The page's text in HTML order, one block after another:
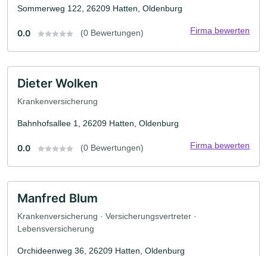
Sommerweg 122, 26209 Hatten, Oldenburg
0.0 (0 Bewertungen) Firma bewerten
Dieter Wolken
Krankenversicherung
Bahnhofsallee 1, 26209 Hatten, Oldenburg
0.0 (0 Bewertungen) Firma bewerten
Manfred Blum
Krankenversicherung · Versicherungsvertreter ·
Lebensversicherung
Orchideenweg 36, 26209 Hatten, Oldenburg